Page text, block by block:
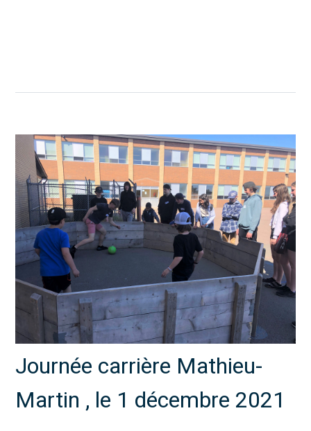
Journée carrière Mathieu-
Martin , le 1 décembre 2021